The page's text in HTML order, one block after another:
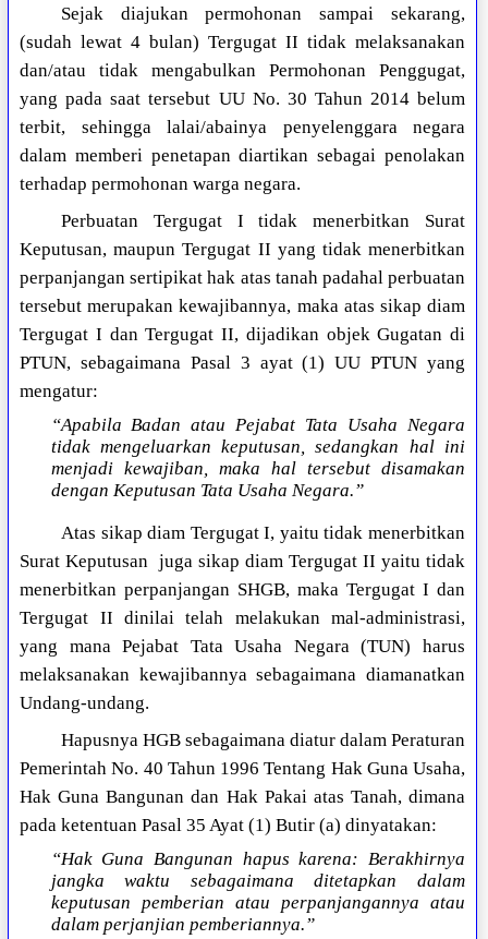
Sejak diajukan permohonan sampai sekarang,
(sudah lewat 4 bulan) Tergugat II tidak melaksanakan
dan/atau tidak mengabulkan Permohonan Penggugat,
yang pada saat tersebut UU No. 30 Tahun 2014 belum
terbit, sehingga lalai/abainya penyelenggara negara
dalam memberi penetapan diartikan sebagai penolakan
terhadap permohonan warga negara.
Perbuatan Tergugat I tidak menerbitkan Surat
Keputusan, maupun Tergugat II yang tidak menerbitkan
perpanjangan sertipikat hak atas tanah padahal perbuatan
tersebut merupakan kewajibannya, maka atas sikap diam
Tergugat I dan Tergugat II, dijadikan objek Gugatan di
PTUN, sebagaimana Pasal 3 ayat (1) UU PTUN yang
mengatur:
“Apabila Badan atau Pejabat Tata Usaha Negara
tidak mengeluarkan keputusan, sedangkan hal ini
menjadi kewajiban, maka hal tersebut disamakan
dengan Keputusan Tata Usaha Negara.”
Atas sikap diam Tergugat I, yaitu tidak menerbitkan
Surat Keputusan juga sikap diam Tergugat II yaitu tidak
menerbitkan perpanjangan SHGB, maka Tergugat I dan
Tergugat II dinilai telah melakukan mal-administrasi,
yang mana Pejabat Tata Usaha Negara (TUN) harus
melaksanakan kewajibannya sebagaimana diamanatkan
Undang-undang.
Hapusnya HGB sebagaimana diatur dalam Peraturan
Pemerintah No. 40 Tahun 1996 Tentang Hak Guna Usaha,
Hak Guna Bangunan dan Hak Pakai atas Tanah, dimana
pada ketentuan Pasal 35 Ayat (1) Butir (a) dinyatakan:
“Hak Guna Bangunan hapus karena: Berakhirnya
jangka waktu sebagaimana ditetapkan dalam
keputusan pemberian atau perpanjangannya atau
dalam perjanjian pemberiannya.”